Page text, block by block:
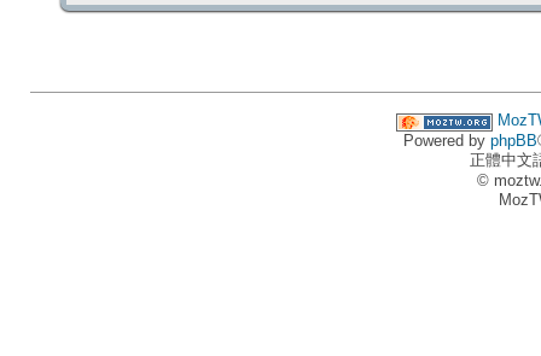
Powered by phpBB
正體中文
©